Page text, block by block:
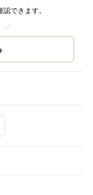
できます。